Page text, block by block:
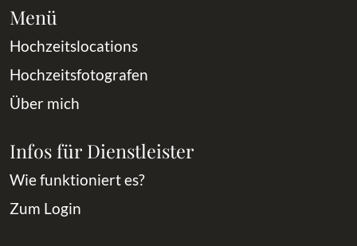
Menü
Hochzeitslocations
Hochzeitsfotografen
Über mich
Infos für Dienstleister
Wie funktioniert es?
Zum Login